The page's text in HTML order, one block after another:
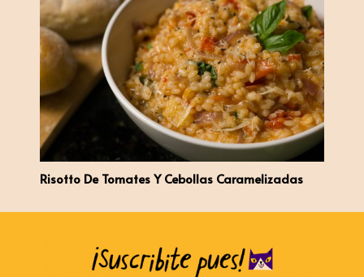
Risotto De Tomates Y Cebollas Caramelizadas